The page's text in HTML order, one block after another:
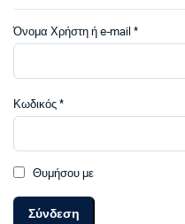
Όνομα Χρήστη ή e-mail*Απαιτείται
Κωδικός *Απαιτείται
Θυμήσου με
Σύνδεση